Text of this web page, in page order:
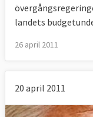
landets
26 april 2011
20 april 2011